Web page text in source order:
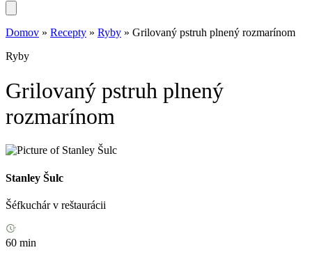
Domov » Recepty » Ryby » Grilovaný pstruh plnený rozmarínom
Ryby
Grilovaný pstruh plnený
rozmarínom
Stanley Šulc
Šéfkuchár v reštaurácii
60 min